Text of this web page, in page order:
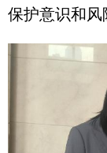
保护意识和风